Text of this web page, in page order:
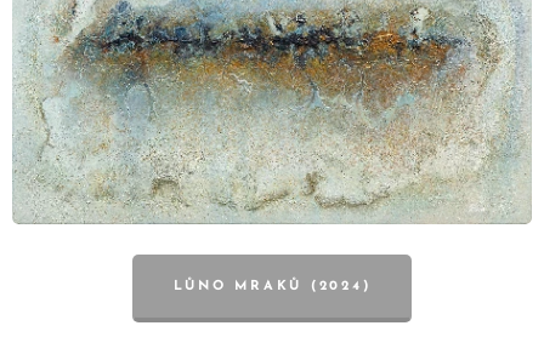
LŮNO MRAKŮ (2024)